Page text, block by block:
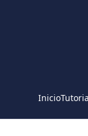
Inicio